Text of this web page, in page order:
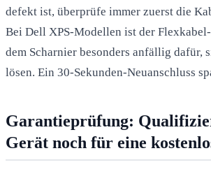
defekt ist, überprüfe immer zuerst die
Bei Dell XPS-Modellen ist der
dem Scharnier besonders anfällig dafür,
lösen. Ein 30-Sekunden-Neuanschluss
Garantieprüfung:
Gerät noch für eine